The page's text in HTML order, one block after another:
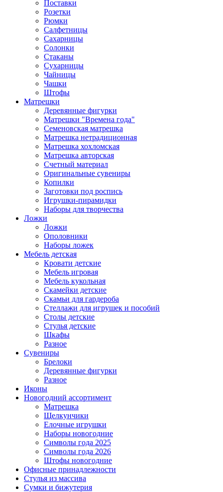
Поставки
Розетки
Рюмки
Салфетницы
Сахарницы
Солонки
Стаканы
Сухарницы
Чайницы
Чашки
Штофы
Матрешки
Деревянные фигурки
Матрешки "Времена года"
Семеновская матрешка
Матрешка нетрадиционная
Матрешка хохломская
Матрешка авторская
Счетный материал
Оригинальные сувениры
Копилки
Заготовки под роспись
Игрушки-пирамидки
Наборы для творчества
Ложки
Ложки
Ополовники
Наборы ложек
Мебель детская
Кровати детские
Мебель игровая
Мебель кукольная
Скамейки детские
Скамьи для гардероба
Стеллажи для игрушек и пособий
Столы детские
Стулья детские
Шкафы
Разное
Сувениры
Брелоки
Деревянные фигурки
Разное
Иконы
Новогодний ассортимент
Матрешка
Щелкунчики
Елочные игрушки
Наборы новогодние
Символы года 2025
Символы года 2026
Штофы новогодние
Офисные принадлежности
Стулья из массива
Сумки и бижутерия